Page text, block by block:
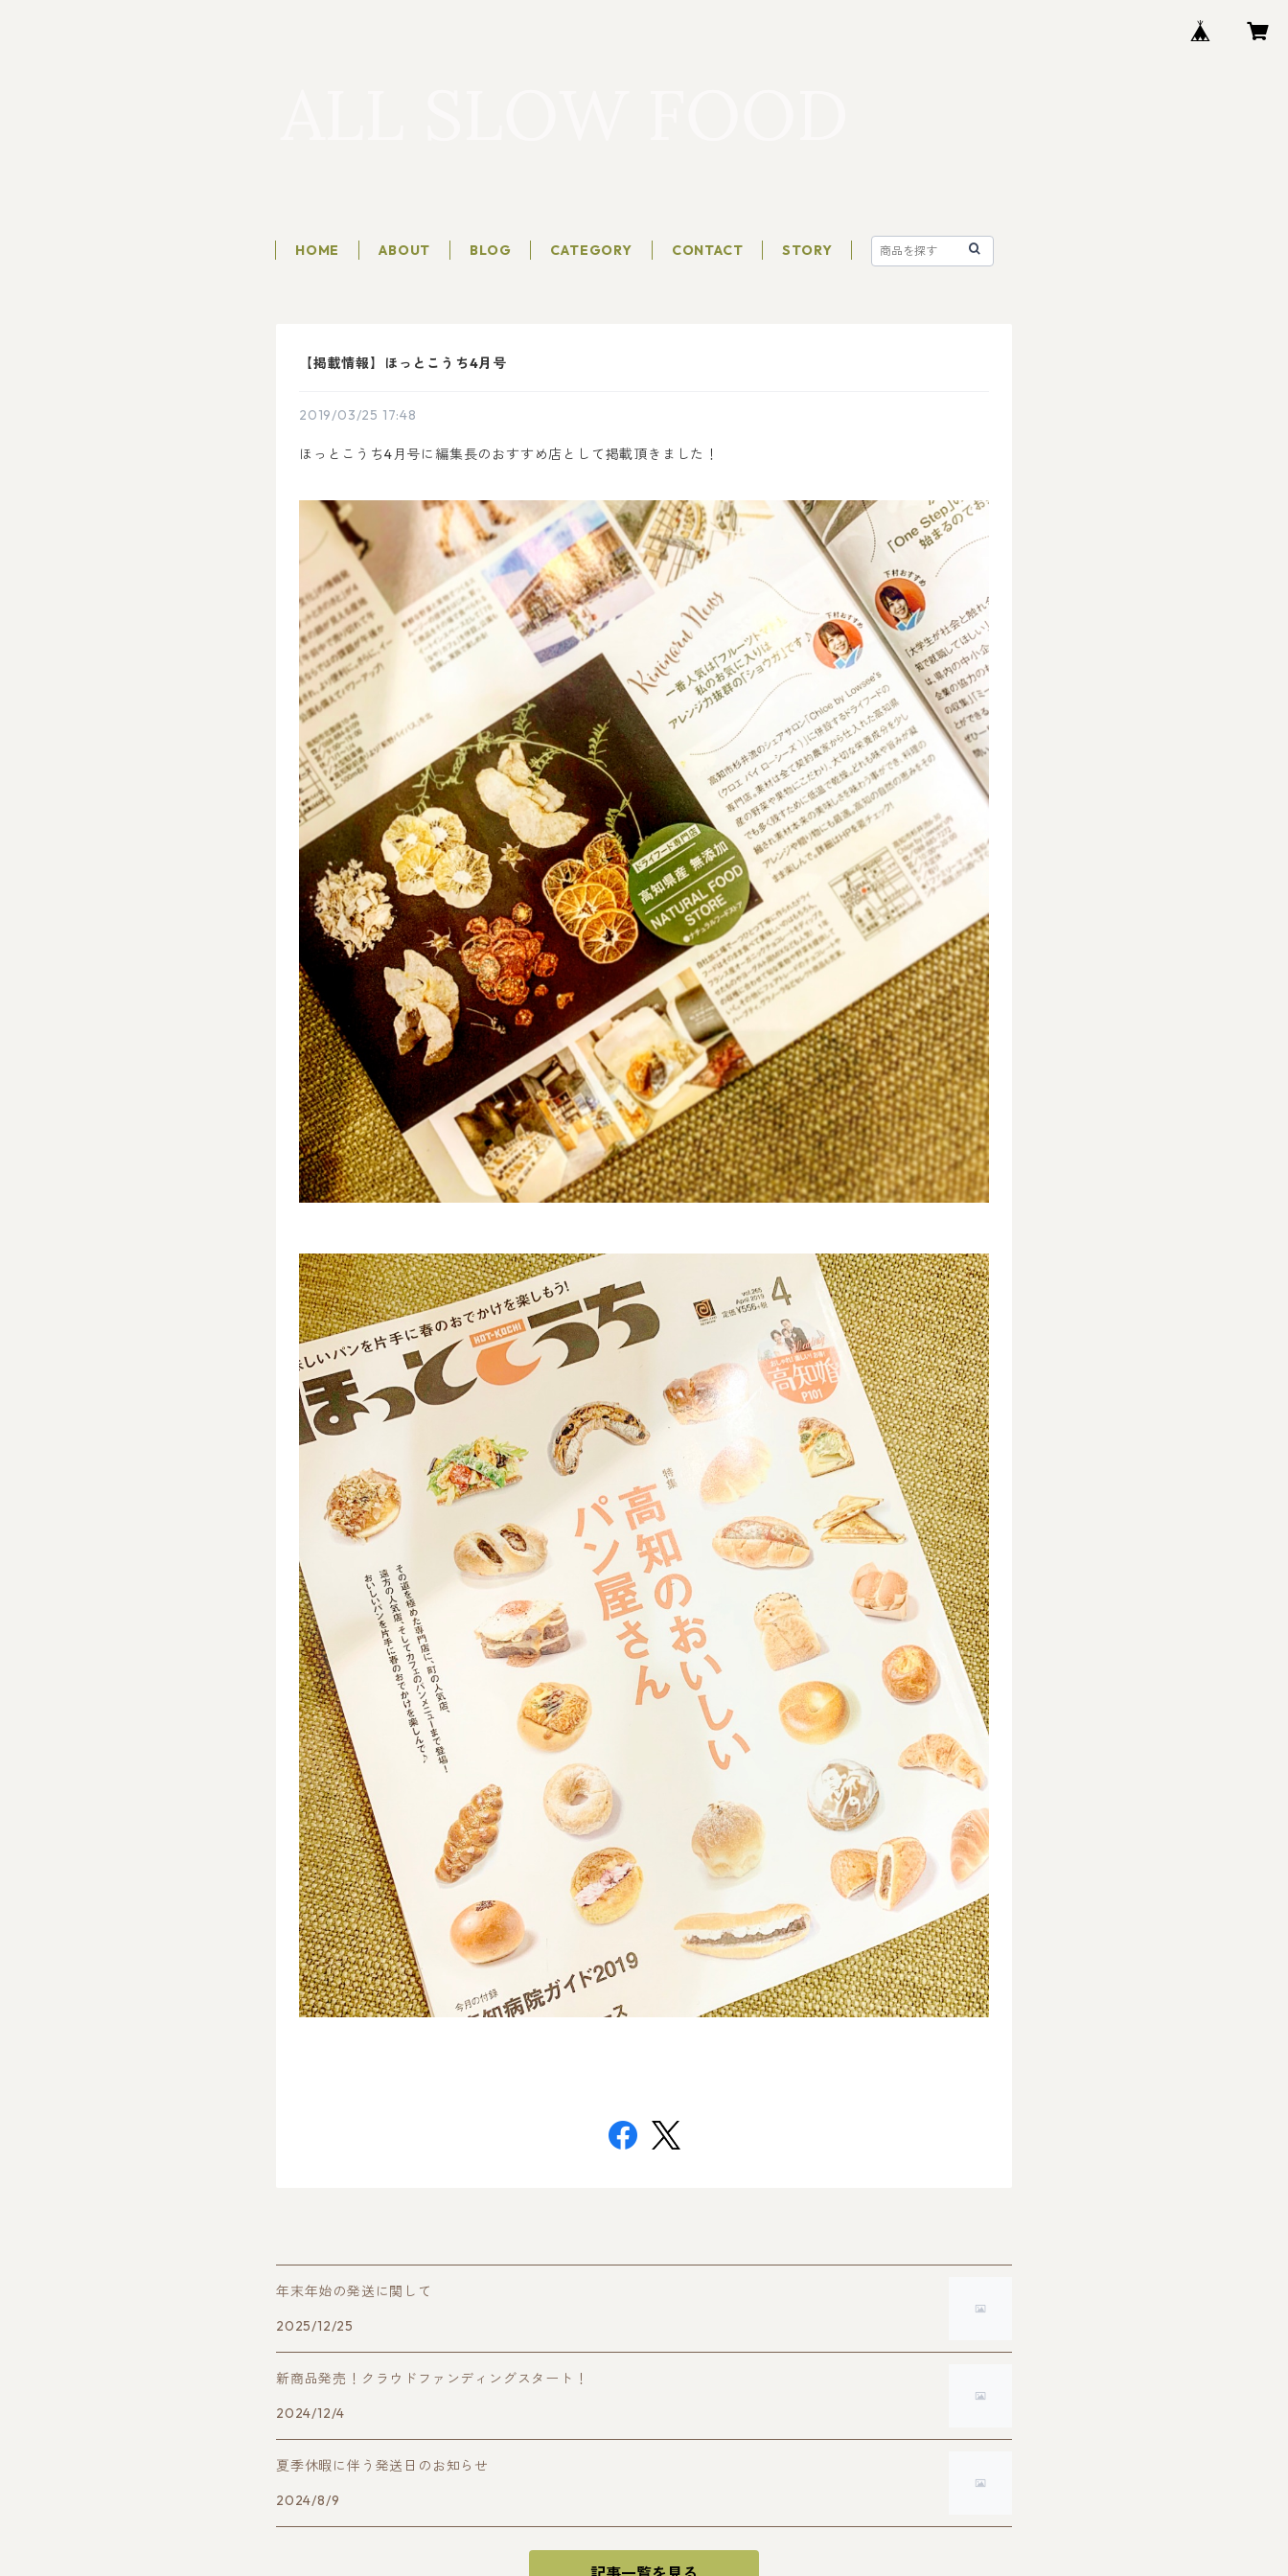
HOME ABOUT BLOG CATEGORY CONTACT STORY
【掲載情報】ほっとこうち4月号
2019/03/25 17:48
ほっとこうち4月号に編集長のおすすめ店として掲載頂きました！
年末年始の発送に関して
2025/12/25
新商品発売！クラウドファンディングスタート！
2024/12/4
夏季休暇に伴う発送日のお知らせ
2024/8/9